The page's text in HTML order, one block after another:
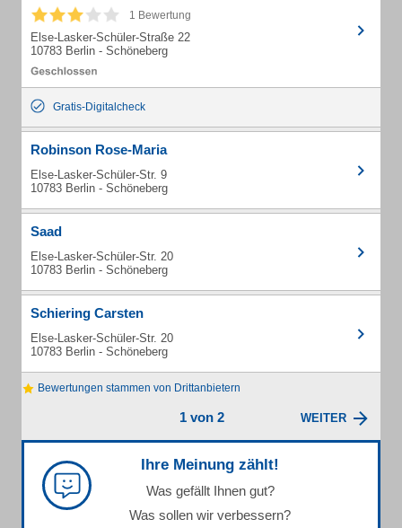
1 Bewertung
Else-Lasker-Schüler-Straße 22
10783 Berlin - Schöneberg
Gratis-Digitalcheck
Robinson Rose-Maria
Else-Lasker-Schüler-Str. 9
10783 Berlin - Schöneberg
Saad
Else-Lasker-Schüler-Str. 20
10783 Berlin - Schöneberg
Schiering Carsten
Else-Lasker-Schüler-Str. 20
10783 Berlin - Schöneberg
Bewertungen stammen von Drittanbietern
1 von 2 WEITER
Ihre Meinung zählt!
Was gefällt Ihnen gut?
Was sollen wir verbessern?